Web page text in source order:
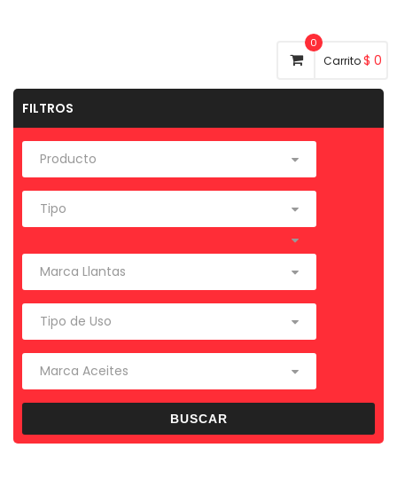
0
Carrito$ 0
FILTROS
BUSCAR